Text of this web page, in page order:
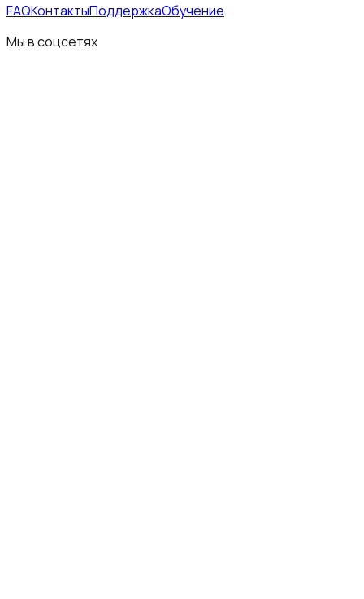
FAQКонтактыПоддержкаОбучение
Мы в соцсетях